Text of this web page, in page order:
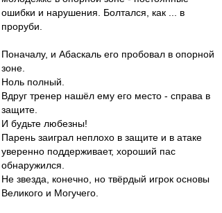
ошибки и нарушения. Болтался, как ... в
проруби.
Поначалу, и Абаскаль его пробовал в опорной
зоне.
Ноль полный.
Вдруг тренер нашёл ему его место - справа в
защите.
И будьте любезны!
Парень заиграл неплохо в защите и в атаке
уверенно поддерживает, хороший пас
обнаружился.
Не звезда, конечно, но твёрдый игрок основы
Великого и Могучего.